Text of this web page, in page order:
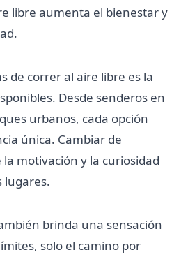
libre aumenta el bienestar y
de correr al aire libre es la
Desde senderos en
urbanos, cada opción
única. Cambiar de
motivación y la curiosidad
lugares.
brinda una sensación
solo el camino por